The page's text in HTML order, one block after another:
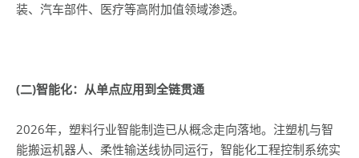
装、汽车部件、医疗等高附加值领域渗透。
(二)智能化：从单点应用到全链贯通
2026年，塑料行业智能制造已从概念走向落地。注塑机与智
能搬运机器人、柔性输送线协同运行，智能化工程控制系统实